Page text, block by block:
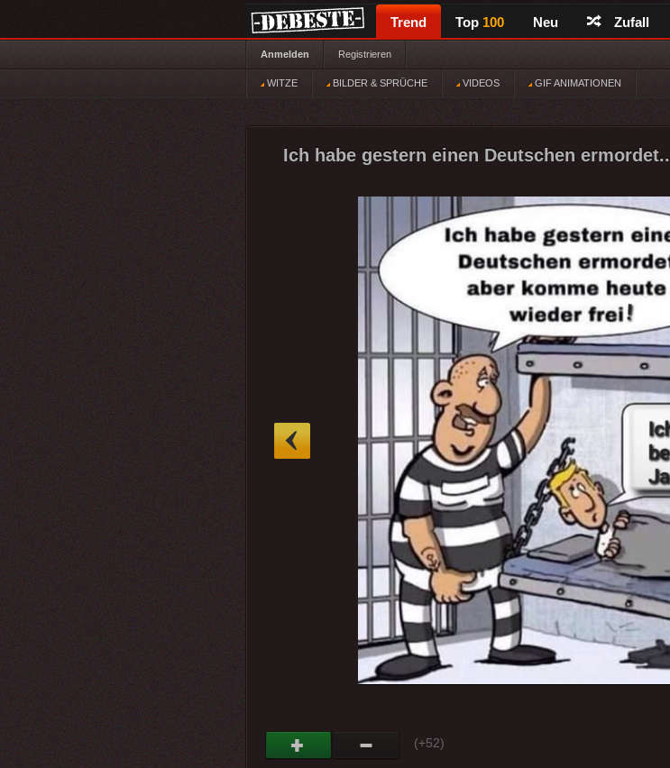
Trend Top 100 Neu Zufall
Anmelden Registrieren
WITZE BILDER & SPRÜCHE VIDEOS GIF ANIMATIONEN
Ich habe gestern einen Deutschen ermordet..
(+52)